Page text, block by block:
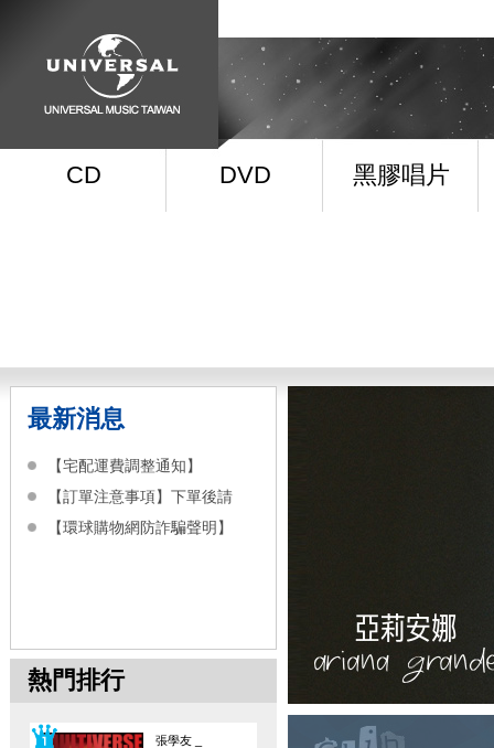
CD DVD 黑膠唱片
最新消息
【宅配運費調整通知】
【訂單注意事項】下單後請
【環球購物網防詐騙聲明】
熱門排行
張學友 _